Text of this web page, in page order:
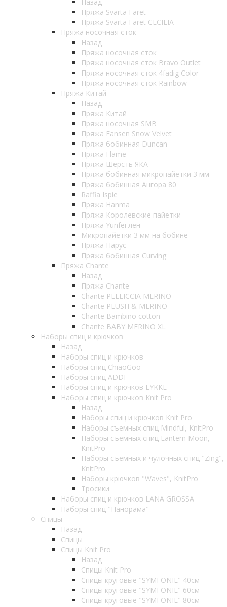
Пряжа Svarta Faret
Пряжа Svarta Faret CECILIA
Пряжа носочная сток
Назад
Пряжа носочная сток
Пряжа носочная сток Bravo Outlet
Пряжа носочная сток 4fadig Color
Пряжа носочная сток Rainbow
Пряжа Китай
Назад
Пряжа Китай
Пряжа носочная SMB
Пряжа Fansen Snow Velvet
Пряжа бобинная Duncan
Пряжа Flame
Пряжа Шерсть ЯКА
Пряжа бобинная микропайетки 3 мм
Пряжа бобинная Ангора 80
Raffia Ispie
Пряжа Hanma
Пряжа Королевские пайетки
Пряжа Yunfei лён
Микропайетки 3 мм на бобине
Пряжа Парус
Пряжа бобинная Curving
Пряжа Chante
Назад
Пряжа Chante
Chante PELLICCIA MERINO
Chante PLUSH & MERINO
Chante Bambino cotton
Chante BABY MERINO XL
Наборы спиц и крючков
Назад
Наборы спиц и крючков
Наборы спиц ChiaoGoo
Наборы спиц ADDI
Наборы спиц и крючков LYKKE
Наборы спиц и крючков Knit Pro
Назад
Наборы спиц и крючков Knit Pro
Наборы съемных спиц Mindful, KnitPro
Наборы съемных спиц Lantern Moon,
KnitPro
Наборы съемных и чулочных спиц "Zing",
KnitPro
Наборы крючков "Waves", KnitPro
Тросики
Наборы спиц и крючков LANA GROSSA
Наборы спиц "Панорама"
Спицы
Назад
Спицы
Спицы Knit Pro
Назад
Спицы Knit Pro
Спицы круговые "SYMFONIE" 40см
Спицы круговые "SYMFONIE" 60см
Спицы круговые "SYMFONIE" 80см